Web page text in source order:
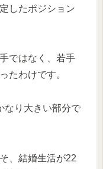
したポジション
ではなく、若手
たわけです。
なり大きい部分で
、結婚生活が22